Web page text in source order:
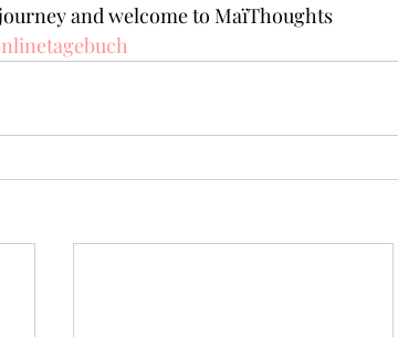
and welcome to MaïThoughts